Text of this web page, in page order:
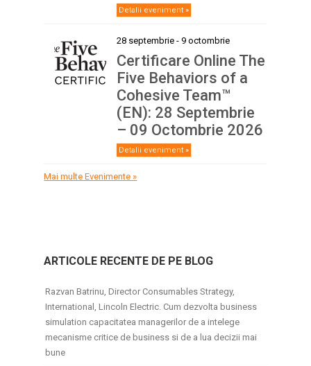
Detalii eveniment »
28 septembrie -9 octombrie
Certificare Online The
Five Behaviors of a
Cohesive Team™
(EN): 28 Septembrie
– 09 Octombrie 2026
Detalii eveniment »
Mai multe Evenimente »
ARTICOLE RECENTE DE PE BLOG
Razvan Batrinu, Director Consumables Strategy,
International, Lincoln Electric. Cum dezvolta business
simulation capacitatea managerilor de a intelege
mecanisme critice de business si de a lua decizii mai
bune